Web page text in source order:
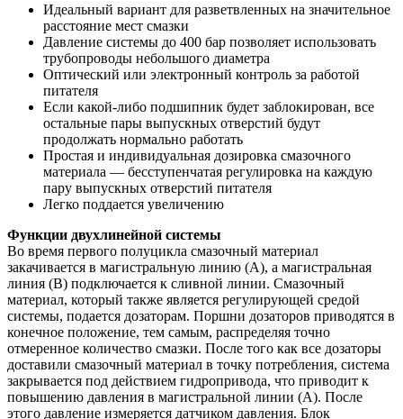
Идеальный вариант для разветвленных на значительное
расстояние мест смазки
Давление системы до 400 бар позволяет использовать
трубопроводы небольшого диаметра
Оптический или электронный контроль за работой
питателя
Если какой-либо подшипник будет заблокирован, все
остальные пары выпускных отверстий будут
продолжать нормально работать
Простая и индивидуальная дозировка смазочного
материала — бесступенчатая регулировка на каждую
пару выпускных отверстий питателя
Легко поддается увеличению
Функции двухлинейной системы
Во время первого полуцикла смазочный материал
закачивается в магистральную линию (А), а магистральная
линия (В) подключается к сливной линии. Смазочный
материал, который также является регулирующей средой
системы, подается дозаторам. Поршни дозаторов приводятся в
конечное положение, тем самым, распределяя точно
отмеренное количество смазки. После того как все дозаторы
доставили смазочный материал в точку потребления, система
закрывается под действием гидропривода, что приводит к
повышению давления в магистральной линии (А). После
этого давление измеряется датчиком давления. Блок